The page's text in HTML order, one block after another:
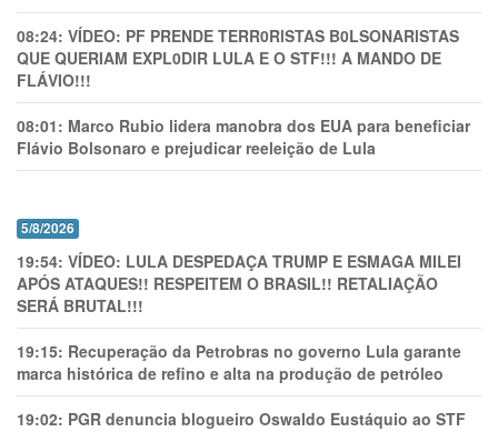
08:24: VÍDEO: PF PRENDE TERR0RlSTAS B0LSONARlSTAS
QUE QUERIAM EXPL0DlR LULA E O STF!!! A MANDO DE
FLÁVIO!!!
08:01: Marco Rubio lidera manobra dos EUA para beneficiar
Flávio Bolsonaro e prejudicar reeleição de Lula
5/8/2026
19:54: VÍDEO: LULA DESPEDAÇA TRUMP E ESMAGA MILEI
APÓS ATAQUES!! RESPEITEM O BRASIL!! RETALIAÇÃO
SERÁ BRUTAL!!!
19:15: Recuperação da Petrobras no governo Lula garante
marca histórica de refino e alta na produção de petróleo
19:02: PGR denuncia blogueiro Oswaldo Eustáquio ao STF